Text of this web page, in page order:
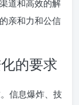
道和高效的解
亲和力和公信
的要求
信息爆炸、技